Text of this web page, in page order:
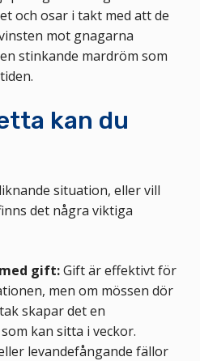
och osar i takt med att de
mot gnagarna
stinkande mardröm som
kan du
situation, eller vill
det några viktiga
gift:Gift är effektivt för
men om mössen dör
skapar det en
kan sitta i veckor.
levandefångande fällor